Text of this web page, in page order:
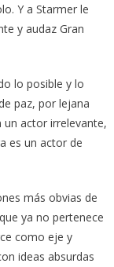
Y a Starmer le
y audaz Gran
lo posible y lo
paz, por lejana
un actor irrelevante,
es un actor de
más obvias de
ya no pertenece
como eje y
ideas absurdas